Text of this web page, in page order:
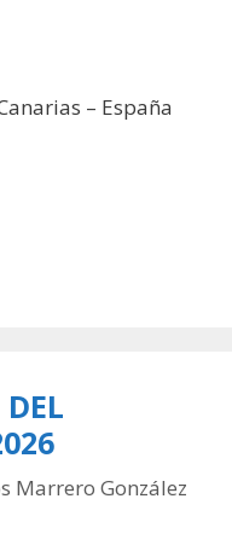
– España
Marrero González